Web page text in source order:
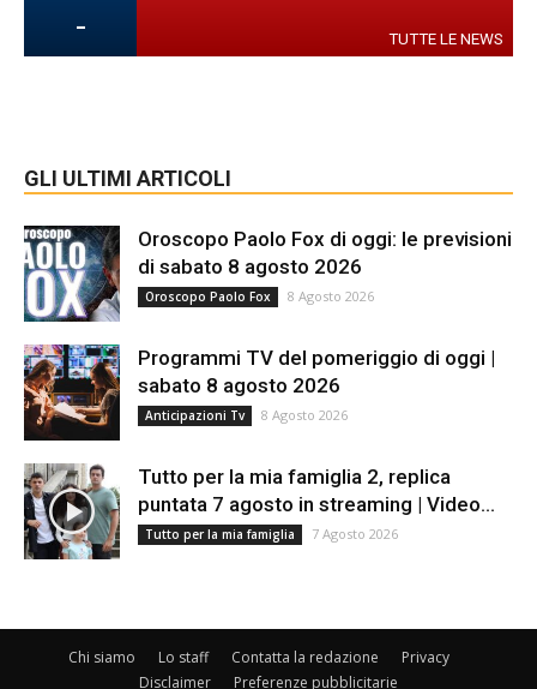
- TUTTE LE NEWS
GLI ULTIMI ARTICOLI
Oroscopo Paolo Fox di oggi: le previsioni
di sabato 8 agosto 2026
Oroscopo Paolo Fox 8 Agosto 2026
Programmi TV del pomeriggio di oggi |
sabato 8 agosto 2026
Anticipazioni Tv 8 Agosto 2026
Tutto per la mia famiglia 2, replica
puntata 7 agosto in streaming | Video...
Tutto per la mia famiglia 7 Agosto 2026
Chi siamo Lo staff Contatta la redazione
Privacy
Disclaimer
Preferenze pubblicitarie